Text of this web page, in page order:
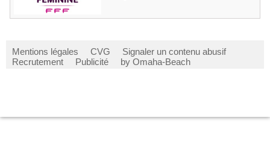
Mentions légales CVG
Signaler un contenu abusif
Recrutement
Publicité by Omaha-Beach